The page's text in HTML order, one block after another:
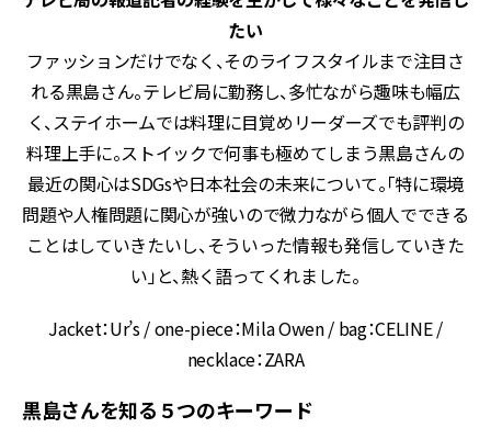
たい
ファッションだけでなく、そのライフスタイルまで注目さ
れる黒島さん。テレビ局に勤務し、多忙ながら趣味も幅広
く、ステイホームでは料理に目覚めリーダーズでも評判の
料理上手に。ストイックで何事も極めてしまう黒島さんの
最近の関心はSDGsや日本社会の未来について。「特に環境
問題や人権問題に関心が強いので微力ながら個人でできる
ことはしていきたいし、そういった情報も発信していきた
い」と、熱く語ってくれました。
Jacket：Ur’s / one-piece：Mila Owen / bag：CELINE /
necklace：ZARA
黒島さんを知る５つのキーワード